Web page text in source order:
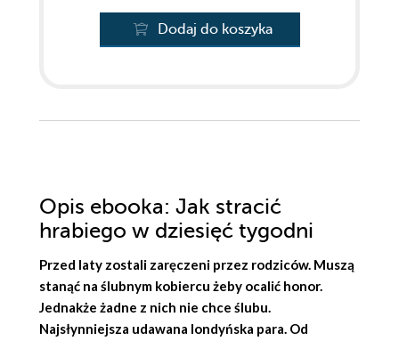
Dodaj do koszyka
Opis ebooka: Jak stracić
hrabiego w dziesięć tygodni
Przed laty zostali zaręczeni przez rodziców. Muszą
stanąć na ślubnym kobiercu żeby ocalić honor.
Jednakże żadne z nich nie chce ślubu.
Najsłynniejsza udawana londyńska para. Od